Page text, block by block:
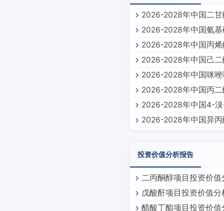
2026-2028年中国二
2026-2028年中国氨
2026-2028年中国丙
2026-2028年中国己
2026-2028年中国咪
2026-2028年中国丙
2026-2028年中国4-
2026-2028年中国异
投资价值分析报告
二丙酮醇项目投资价值
戊酸酐项目投资价值分
醋酸丁酯项目投资价值